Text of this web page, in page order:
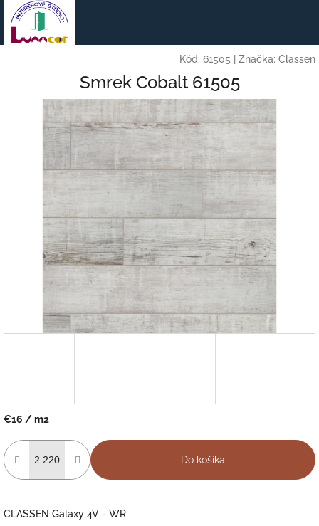
Prejsť
obsah
Kód: 61505 Značka: Classen
Smrek Cobalt 61505
€16 / m2
cena:
Do košíka
CLASSEN Galaxy 4V - WR